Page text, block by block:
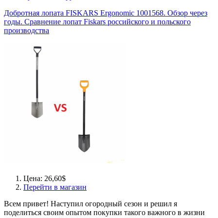
Добротная лопата FISKARS Ergonomic 1001568. Обзор через
годы. Сравнение лопат Fiskars российского и польского
производства
Цена: 26,60$
Перейти в магазин
Всем привет! Наступил огородный сезон и решил я
поделиться своим опытом покупки такого важного в жизни